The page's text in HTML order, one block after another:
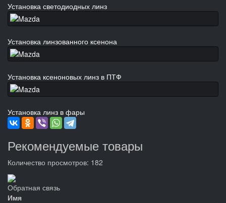
Установка светодиодных линз
Установка линзованного ксенона
Установка ксеноновых линз в ПТФ
Установка линз в фары
Рекомендуемые товары
Количество просмотров: 182
Обратная связь
Имя